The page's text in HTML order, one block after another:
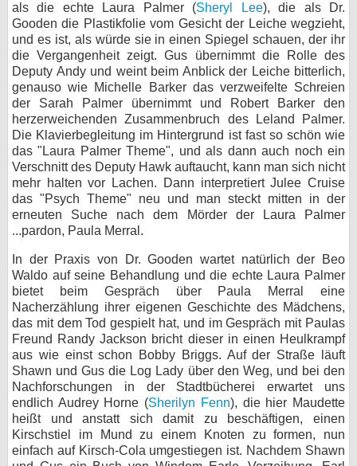
als die echte Laura Palmer (Sheryl Lee), die als Dr.
Gooden die Plastikfolie vom Gesicht der Leiche wegzieht,
und es ist, als würde sie in einen Spiegel schauen, der ihr
die Vergangenheit zeigt. Gus übernimmt die Rolle des
Deputy Andy und weint beim Anblick der Leiche bitterlich,
genauso wie Michelle Barker das verzweifelte Schreien
der Sarah Palmer übernimmt und Robert Barker den
herzerweichenden Zusammenbruch des Leland Palmer.
Die Klavierbegleitung im Hintergrund ist fast so schön wie
das "Laura Palmer Theme", und als dann auch noch ein
Verschnitt des Deputy Hawk auftaucht, kann man sich nicht
mehr halten vor Lachen. Dann interpretiert Julee Cruise
das "Psych Theme" neu und man steckt mitten in der
erneuten Suche nach dem Mörder der Laura Palmer
...pardon, Paula Merral.
In der Praxis von Dr. Gooden wartet natürlich der Beo
Waldo auf seine Behandlung und die echte Laura Palmer
bietet beim Gespräch über Paula Merral eine
Nacherzählung ihrer eigenen Geschichte des Mädchens,
das mit dem Tod gespielt hat, und im Gespräch mit Paulas
Freund Randy Jackson bricht dieser in einen Heulkrampf
aus wie einst schon Bobby Briggs. Auf der Straße läuft
Shawn und Gus die Log Lady über den Weg, und bei den
Nachforschungen in der Stadtbücherei erwartet uns
endlich Audrey Horne (Sherilyn Fenn), die hier Maudette
heißt und anstatt sich damit zu beschäftigen, einen
Kirschstiel im Mund zu einem Knoten zu formen, nun
einfach auf Kirsch-Cola umgestiegen ist. Nachdem Shawn